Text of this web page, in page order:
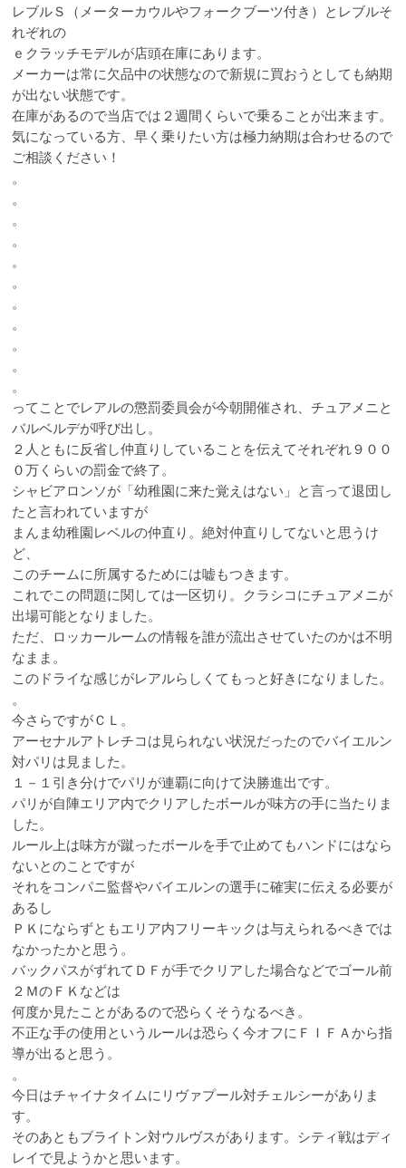
レブルＳ（メーターカウルやフォークブーツ付き）とレブルそ
れぞれの
ｅクラッチモデルが店頭在庫にあります。
メーカーは常に欠品中の状態なので新規に買おうとしても納期
が出ない状態です。
在庫があるので当店では２週間くらいで乗ることが出来ます。
気になっている方、早く乗りたい方は極力納期は合わせるので
ご相談ください！
。
。
。
。
。
。
。
。
。
。
。
ってことでレアルの懲罰委員会が今朝開催され、チュアメニと
バルベルデが呼び出し。
２人ともに反省し仲直りしていることを伝えてそれぞれ９００
０万くらいの罰金で終了。
シャビアロンソが「幼稚園に来た覚えはない」と言って退団し
たと言われていますが
まんま幼稚園レベルの仲直り。絶対仲直りしてないと思うけ
ど、
このチームに所属するためには嘘もつきます。
これでこの問題に関しては一区切り。クラシコにチュアメニが
出場可能となりました。
ただ、ロッカールームの情報を誰が流出させていたのかは不明
なまま。
このドライな感じがレアルらしくてもっと好きになりました。
。
今さらですがＣＬ。
アーセナルアトレチコは見られない状況だったのでバイエルン
対パリは見ました。
１－１引き分けでパリが連覇に向けて決勝進出です。
パリが自陣エリア内でクリアしたボールが味方の手に当たりま
した。
ルール上は味方が蹴ったボールを手で止めてもハンドにはなら
ないとのことですが
それをコンパニ監督やバイエルンの選手に確実に伝える必要が
あるし
ＰＫにならずともエリア内フリーキックは与えられるべきでは
なかったかと思う。
バックパスがずれてＤＦが手でクリアした場合などでゴール前
２ＭのＦＫなどは
何度か見たことがあるので恐らくそうなるべき。
不正な手の使用というルールは恐らく今オフにＦＩＦＡから指
導が出ると思う。
。
今日はチャイナタイムにリヴァプール対チェルシーがありま
す。
そのあともブライトン対ウルヴスがあります。シティ戦はディ
レイで見ようかと思います。